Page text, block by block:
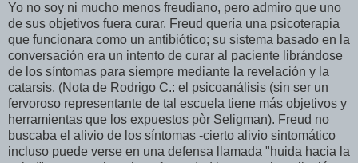
Yo no soy ni mucho menos freudiano, pero admiro que uno
de sus objetivos fuera curar. Freud quería una psicoterapia
que funcionara como un antibiótico; su sistema basado en la
conversación era un intento de curar al paciente librándose
de los síntomas para siempre mediante la revelación y la
catarsis. (Nota de Rodrigo C.: el psicoanálisis (sin ser un
fervoroso representante de tal escuela tiene más objetivos y
herramientas que los expuestos pòr Seligman). Freud no
buscaba el alivio de los síntomas -cierto alivio sintomático
incluso puede verse en una defensa llamada "huida hacia la